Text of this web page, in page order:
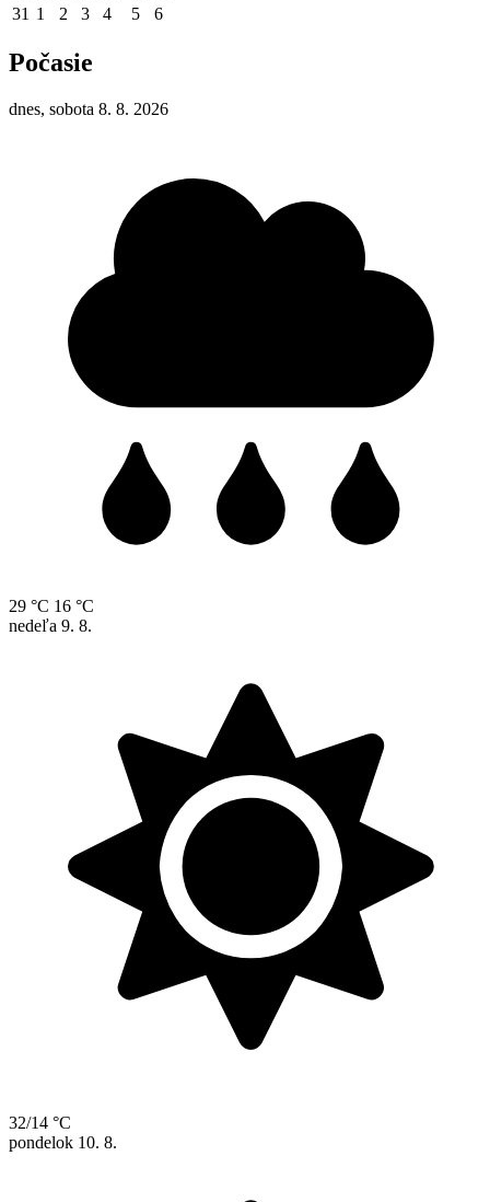
31 1 2 3 4 5 6
Počasie
dnes, sobota 8. 8. 2026
29 °C 16 °C
nedeľa 9. 8.
32/14 °C
pondelok 10. 8.